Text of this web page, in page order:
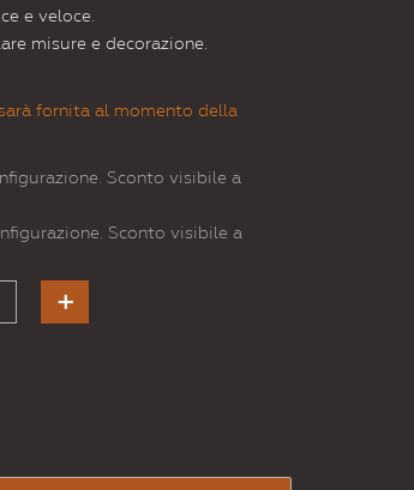
e veloce.
misure e decorazione.
fornita al momento della
Sconto visibile a
Sconto visibile a